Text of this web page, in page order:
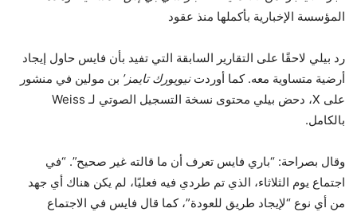
المؤسسة الإخبارية بأكملها منذ عقود
رد بيلي لاحقًا على التقارير السابقة التي تفيد بأن فايس حاول إيجاد
أرضية متساوية معه. كما أوردتنيويورك تايمز’ بن مولين في منشور
على X، دحض بيلي محتوى نسخة التسجيل الصوتي لـ Weiss
بالكامل.
وقال بصراحة: “باري فايس تعرف أن ما قالته غير صحيح”. “في
اجتماع يوم الثلاثاء، الذي تم طردي فيه فعليًا، لم يكن هناك أي جهد
من أي نوع “لإيجاد طريق للعودة”، كما قال فايس في الاجتماع